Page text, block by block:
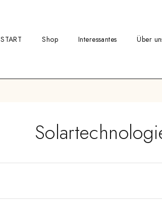
START Shop Interessantes Über